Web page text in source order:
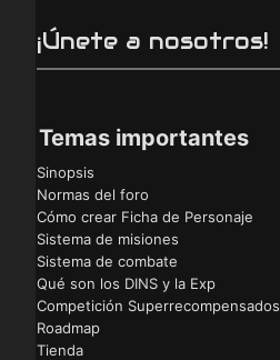
¡Únete a nosotros!
Temas importantes
Sinopsis
Normas del foro
Cómo crear Ficha de Personaje
Sistema de misiones
Sistema de combate
Qué son los DINS y la Exp
Competición Superrecompensados
Roadmap
Tienda